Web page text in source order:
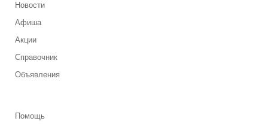
Новости
Афиша
Акции
Справочник
Объявления
Помощь